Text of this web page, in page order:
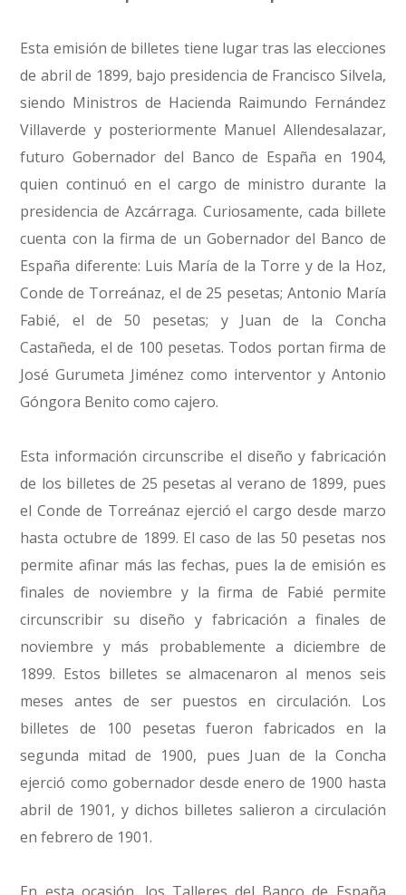
Esta emisión de billetes tiene lugar tras las elecciones
de abril de 1899, bajo presidencia de Francisco Silvela,
siendo Ministros de Hacienda Raimundo Fernández
Villaverde y posteriormente Manuel Allendesalazar,
futuro Gobernador del Banco de España en 1904,
quien continuó en el cargo de ministro durante la
presidencia de Azcárraga. Curiosamente, cada billete
cuenta con la firma de un Gobernador del Banco de
España diferente: Luis María de la Torre y de la Hoz,
Conde de Torreánaz, el de 25 pesetas; Antonio María
Fabié, el de 50 pesetas; y Juan de la Concha
Castañeda, el de 100 pesetas. Todos portan firma de
José Gurumeta Jiménez como interventor y Antonio
Góngora Benito como cajero.
Esta información circunscribe el diseño y fabricación
de los billetes de 25 pesetas al verano de 1899, pues
el Conde de Torreánaz ejerció el cargo desde marzo
hasta octubre de 1899. El caso de las 50 pesetas nos
permite afinar más las fechas, pues la de emisión es
finales de noviembre y la firma de Fabié permite
circunscribir su diseño y fabricación a finales de
noviembre y más probablemente a diciembre de
1899. Estos billetes se almacenaron al menos seis
meses antes de ser puestos en circulación. Los
billetes de 100 pesetas fueron fabricados en la
segunda mitad de 1900, pues Juan de la Concha
ejerció como gobernador desde enero de 1900 hasta
abril de 1901, y dichos billetes salieron a circulación
en febrero de 1901.
En esta ocasión, los Talleres del Banco de España